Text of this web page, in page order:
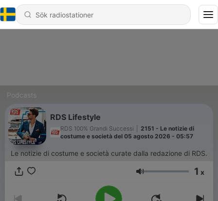
Podcasts
RDS Lifestyle
RDS 100% Grandi Successi
2151 - Le notizie di
costume e società del 05 agosto 2026 - 05:57
Le notizie di costume e società curate dalla redazione di RDS.
Volym 1 x